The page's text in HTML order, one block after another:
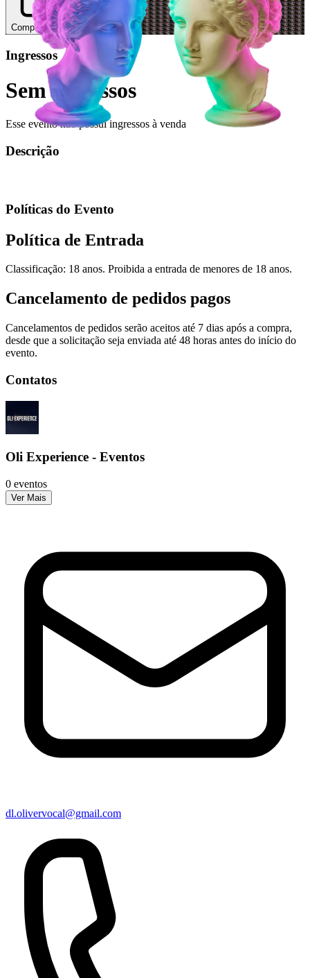
Compartilhar
Ingressos
Sem ingressos
Esse evento não possui ingressos à venda
Descrição
Políticas do Evento
Política de Entrada
Classificação: 18 anos. Proibida a entrada de menores de 18 anos.
Cancelamento de pedidos pagos
Cancelamentos de pedidos serão aceitos até 7 dias após a compra,
desde que a solicitação seja enviada até 48 horas antes do início do
evento.
Contatos
Oli Experience - Eventos
0 eventos
Ver Mais
dl.olivervocal@gmail.com